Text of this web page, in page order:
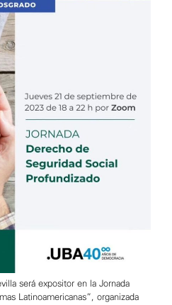
será expositor en la Jornada
Latinoamericanas”, organizada